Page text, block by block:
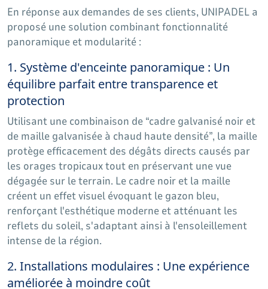
En réponse aux demandes de ses clients, UNIPADEL a
proposé une solution combinant fonctionnalité
panoramique et modularité :
1. Système d'enceinte panoramique : Un
équilibre parfait entre transparence et
protection
Utilisant une combinaison de “cadre galvanisé noir et
de maille galvanisée à chaud haute densité”, la maille
protège efficacement des dégâts directs causés par
les orages tropicaux tout en préservant une vue
dégagée sur le terrain. Le cadre noir et la maille
créent un effet visuel évoquant le gazon bleu,
renforçant l'esthétique moderne et atténuant les
reflets du soleil, s'adaptant ainsi à l'ensoleillement
intense de la région.
2. Installations modulaires : Une expérience
améliorée à moindre coût